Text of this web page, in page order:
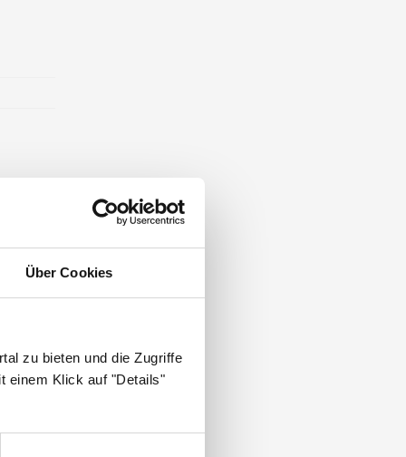
Über Cookies
zu bieten und die Zugriffe
einem Klick auf "Details"